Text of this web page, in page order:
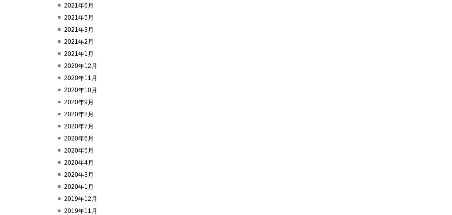
2021年6月
2021年5月
2021年3月
2021年2月
2021年1月
2020年12月
2020年11月
2020年10月
2020年9月
2020年8月
2020年7月
2020年6月
2020年5月
2020年4月
2020年3月
2020年1月
2019年12月
2019年11月